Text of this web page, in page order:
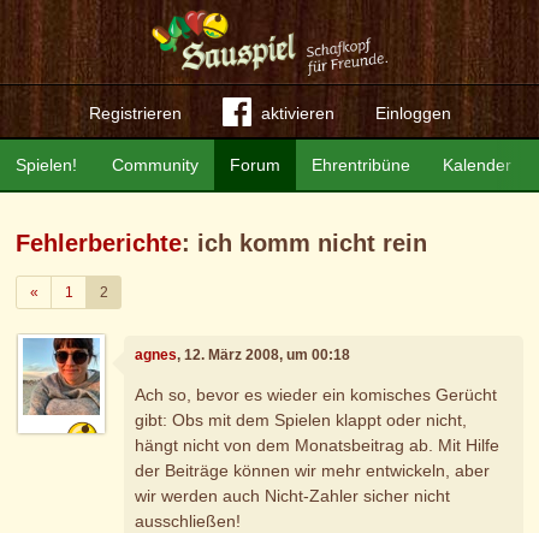
Registrieren aktivieren Einloggen
Community Forum Ehrentribüne Kalender
Spielen!
Fehlerberichte: ich komm nicht rein
«Zurück
1 2
agnes, 12. März 2008, um 00:18
Ach so, bevor es wieder ein komisches Gerücht
gibt: Obs mit dem Spielen klappt oder nicht,
hängt nicht von dem Monatsbeitrag ab. Mit Hilfe
der Beiträge können wir mehr entwickeln, aber
wir werden auch Nicht-Zahler sicher nicht
ausschließen!